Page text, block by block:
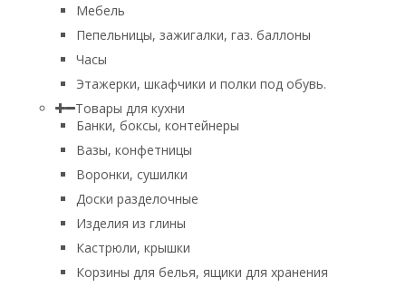
Мебель
Пепельницы, зажигалки, газ. баллоны
Часы
Этажерки, шкафчики и полки под обувь.
Товары для кухни
Банки, боксы, контейнеры
Вазы, конфетницы
Воронки, сушилки
Доски разделочные
Изделия из глины
Кастрюли, крышки
Корзины для белья, ящики для хранения